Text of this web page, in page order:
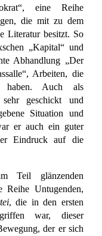
eine Reihe
die mit zu dem
Literatur besitzt. So
„Kapital“ und
Abhandlung „Der
Arbeiten, die
Auch als
geschickt und
Situation und
er auch ein guter
Eindruck auf die
Teil glänzenden
Reihe Untugenden,
, die in den ersten
war, dieser
der er sich